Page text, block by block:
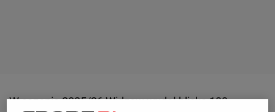
W sezonie 2025/26Widzewwydał blisko 100